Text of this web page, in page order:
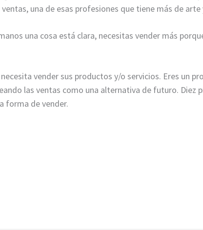
una de esas profesiones que tiene más de
una cosa está clara, necesitas vender más
vender sus productos y/o servicios. Eres un
las ventas como una alternativa de futuro. Diez
forma de vender.